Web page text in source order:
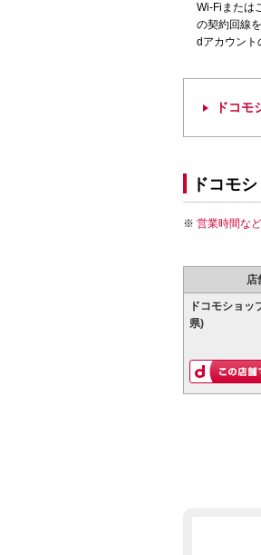
Wi-Fiまたは
の契約回線
dアカウント
ドコモ
ドコモ
営業時間な
店
ドコモショッ
県)